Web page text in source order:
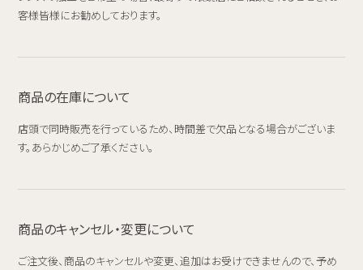
客様皆様にお勧めしております。
商品の在庫について
店頭で同時販売を行っているため、時間差で欠品となる場合がございま
す。あらかじめご了承ください。
商品のキャンセル・変更について
ご注文後、商品のキャンセルや変更、追加はお受けできませんので、予め